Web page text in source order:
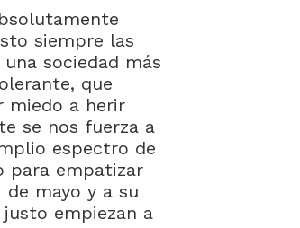
siempre las
sociedad más
que
miedo a herir
se nos fuerza a
espectro de
para empatizar
de mayo y a su
empiezan a